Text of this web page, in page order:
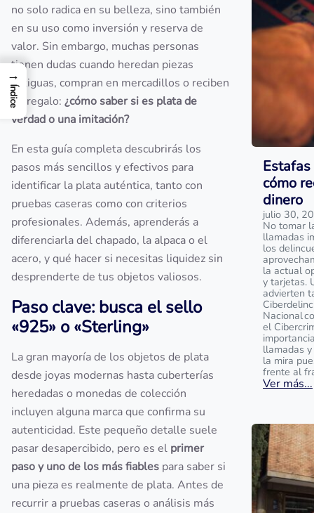
no solo radica en su belleza, sino también
en su uso como inversión y reserva de
valor. Sin embargo, muchas personas
tienen dudas cuando heredan piezas
antiguas, compran en mercadillos o reciben
un regalo: ¿cómo saber si es plata de
verdad o una imitación?
En esta guía completa descubrirás los
pasos más sencillos y efectivos para
identificar la plata auténtica, tanto con
pruebas caseras como con criterios
profesionales. Además, aprenderás a
diferenciarla del chapado, la alpaca o el
acero, y qué hacer si necesitas liquidez sin
desprenderte de tus objetos valiosos.
Paso clave: busca el sello
«925» o «Sterling»
La gran mayoría de los objetos de plata
desde joyas modernas hasta cuberterías
heredadas o monedas de colección
incluyen alguna marca que confirma su
autenticidad. Este pequeño detalle suele
pasar desapercibido, pero es el primer
paso y uno de los más fiables para saber si
una pieza es realmente de plata. Antes de
recurrir a pruebas caseras o análisis más
cómo
dinero
julio 30,
No tomar
llamadas
los
la actual
y tarjetas.
advierten
Nacional
el
llamadas
la mira
frente al
Ver más...
→
Índice